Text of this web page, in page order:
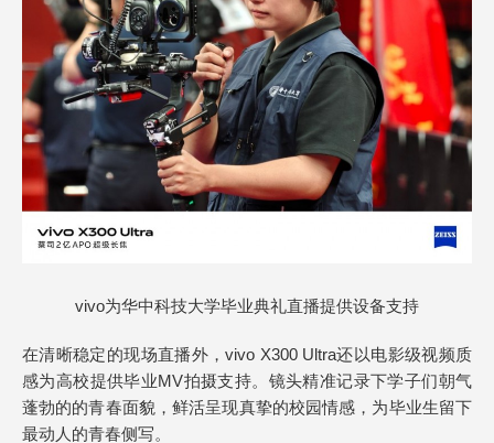
vivo为华中科技大学毕业典礼直播提供设备支持
在清晰稳定的现场直播外，vivo X300 Ultra还以电影级视频质
感为高校提供毕业MV拍摄支持。镜头精准记录下学子们朝气
蓬勃的的青春面貌，鲜活呈现真挚的校园情感，为毕业生留下
最动人的青春侧写。